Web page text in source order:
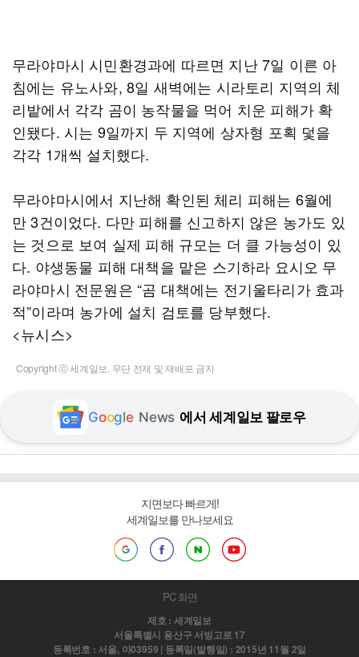
무라야마시 시민환경과에 따르면 지난 7일 이른 아
침에는 유노사와, 8일 새벽에는 시라토리 지역의 체
리밭에서 각각 곰이 농작물을 먹어 치운 피해가 확
인됐다. 시는 9일까지 두 지역에 상자형 포획 덫을
각각 1개씩 설치했다.
무라야마시에서 지난해 확인된 체리 피해는 6월에
만 3건이었다. 다만 피해를 신고하지 않은 농가도 있
는 것으로 보여 실제 피해 규모는 더 클 가능성이 있
다. 야생동물 피해 대책을 맡은 스기하라 요시오 무
라야마시 전문원은 “곰 대책에는 전기울타리가 효과
적”이라며 농가에 설치 검토를 당부했다.
<뉴시스>
Copyright ⓒ 세계일보. 무단 전재 및 재배포 금지
Google News 에서 세계일보 팔로우
지면보다 빠르게!
세계일보를 만나보세요
PC 화면
제호 : 세계일보
서울특별시 용산구 서빙고로 17
등록번호 : 서울, 아03959 | 등록일(발행일) : 2015년 11월 2일